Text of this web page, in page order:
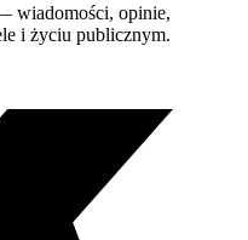
wiadomości, opinie,
i życiu publicznym.